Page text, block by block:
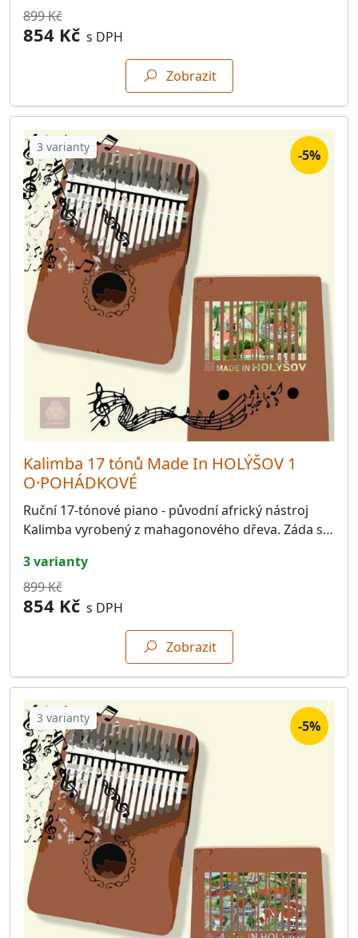
899 Kč
854 Kč s DPH
Zobrazit
3 varianty -5%
Kalimba 17 tónů Made In HOLÝŠOV 1
O·POHÁDKOVÉ
Ruční 17-tónové piano - původní africký nástroj
Kalimba vyrobený z mahagonového dřeva. Záda s…
3 varianty
899 Kč
854 Kč s DPH
Zobrazit
3 varianty -5%